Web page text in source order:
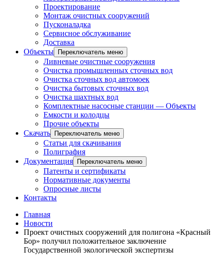
Проектирование
Монтаж очистных сооружений
Пусконаладка
Сервисное обслуживание
Доставка
Объекты
Переключатель меню
Ливневые очистные сооружения
Очистка промышленных сточных вод
Очистка сточных вод автомоек
Очистка бытовых сточных вод
Очистка шахтных вод
Комплектные насосные станции — Объекты
Емкости и колодцы
Прочие объекты
Скачать
Переключатель меню
Статьи для скачивания
Полиграфия
Документация
Переключатель меню
Патенты и сертификаты
Нормативные документы
Опросные листы
Контакты
Главная
Новости
Проект очистных сооружений для полигона «Красный
Бор» получил положительное заключение
Государственной экологической экспертизы